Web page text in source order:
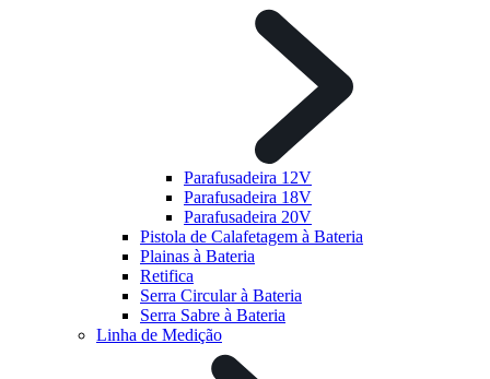
Parafusadeira 12V
Parafusadeira 18V
Parafusadeira 20V
Pistola de Calafetagem à Bateria
Plainas à Bateria
Retifica
Serra Circular à Bateria
Serra Sabre à Bateria
Linha de Medição